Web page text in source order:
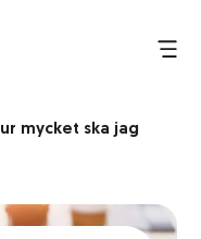
mycket ska jag